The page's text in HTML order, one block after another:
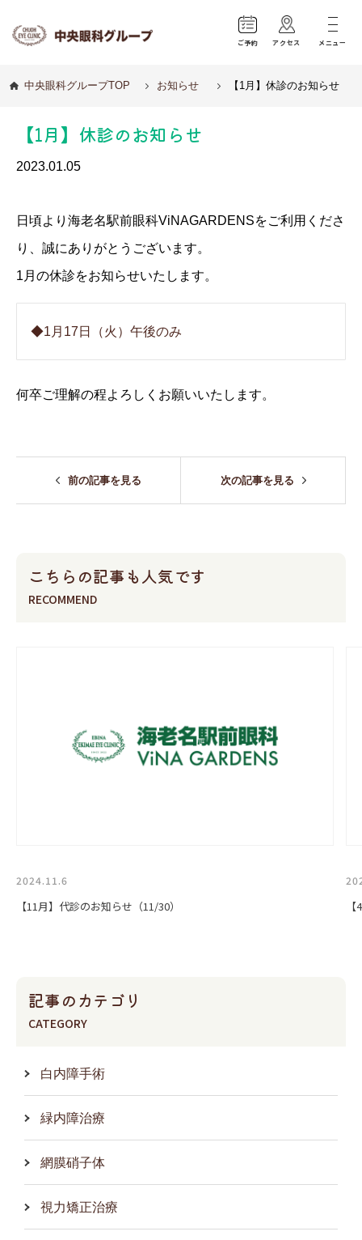
ご予約 アクセス メニュー
中央眼科グループTOP お知らせ 【1月】休診のお知らせ
【1月】休診のお知らせ
2023.01.05
日頃より海老名駅前眼科ViNAGARDENSをご利用くださ
り、誠にありがとうございます。
1月の休診をお知らせいたします。
◆1月17日（火）午後のみ
何卒ご理解の程よろしくお願いいたします。
前の記事を見る 次の記事を見る
こちらの記事も人気です
RECOMMEND
2024.11.6
【11月】代診のお知らせ（11/30）
記事のカテゴリ
CATEGORY
白内障手術
緑内障治療
網膜硝子体
視力矯正治療